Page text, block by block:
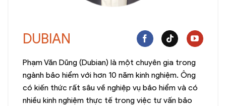
DUBIAN
Phạm Văn Dũng (Dubian) là một chuyên gia trong
ngành bảo hiểm với hơn 10 năm kinh nghiệm. Ông
có kiến thức rất sâu về nghiệp vụ bảo hiểm và có
nhiều kinh nghiệm thực tế trong việc tư vấn bảo